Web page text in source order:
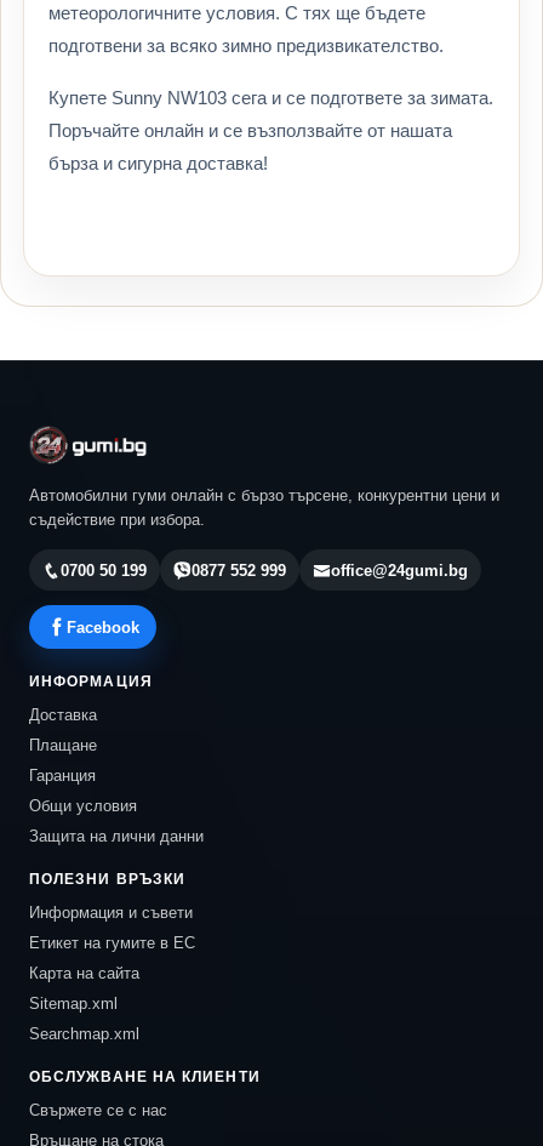
метеорологичните условия. С тях ще бъдете
подготвени за всяко зимно предизвикателство.
Купете Sunny NW103 сега и се подгответе за зимата.
Поръчайте онлайн и се възползвайте от нашата
бърза и сигурна доставка!
Автомобилни гуми онлайн с бързо търсене, конкурентни цени и
съдействие при избора.
0700 50 199 0877 552 999 office@24gumi.bg
Facebook
ИНФОРМАЦИЯ
Доставка
Плащане
Гаранция
Общи условия
Защита на лични данни
ПОЛЕЗНИ ВРЪЗКИ
Информация и съвети
Етикет на гумите в ЕС
Карта на сайта
Sitemap.xml
Searchmap.xml
ОБСЛУЖВАНЕ НА КЛИЕНТИ
Свържете се с нас
Връщане на стока